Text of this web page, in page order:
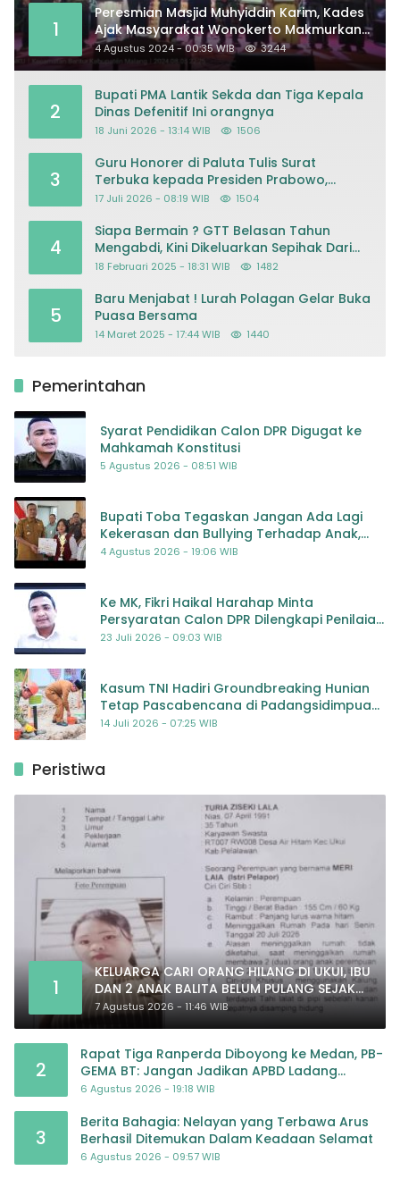
1
Peresmian Masjid Muhyiddin Karim, Kades
Ajak Masyarakat Wonokerto Makmurkan
Masjid
4 Agustus 2024 - 00:35 WIB 3244
2
Bupati PMA Lantik Sekda dan Tiga Kepala
Dinas Defenitif Ini orangnya
18 Juni 2026 - 13:14 WIB 1506
3
Guru Honorer di Paluta Tulis Surat
Terbuka kepada Presiden Prabowo,
Mohon Keadilan atas Dugaan
17 Juli 2026 - 08:19 WIB 1504
4
Siapa Bermain ? GTT Belasan Tahun
Mengabdi, Kini Dikeluarkan Sepihak Dari
Dapodik
18 Februari 2025 - 18:31 WIB 1482
5
Baru Menjabat ! Lurah Polagan Gelar Buka
Puasa Bersama
14 Maret 2025 - 17:44 WIB 1440
Pemerintahan
Syarat Pendidikan Calon DPR Digugat ke
Mahkamah Konstitusi
5 Agustus 2026 - 08:51 WIB
Bupati Toba Tegaskan Jangan Ada Lagi
Kekerasan dan Bullying Terhadap Anak,
Dorong Kolaborasi Seluruh Pihak
4 Agustus 2026 - 19:06 WIB
Ke MK, Fikri Haikal Harahap Minta
Persyaratan Calon DPR Dilengkapi Penilaian
Kompetensi
23 Juli 2026 - 09:03 WIB
Kasum TNI Hadiri Groundbreaking Hunian
Tetap Pascabencana di Padangsidimpuan,
Harapan Baru bagi Penyintas
14 Juli 2026 - 07:25 WIB
Peristiwa
1
KELUARGA CARI ORANG HILANG DI UKUI, IBU
DAN 2 ANAK BALITA BELUM PULANG SEJAK
20 JULI 2026
7 Agustus 2026 - 11:46 WIB
2
Rapat Tiga Ranperda Diboyong ke Medan, PB-
GEMA BT: Jangan Jadikan APBD Ladang
Pembiayaan yang Tak Perlu
6 Agustus 2026 - 19:18 WIB
3
Berita Bahagia: Nelayan yang Terbawa Arus
Berhasil Ditemukan Dalam Keadaan Selamat
6 Agustus 2026 - 09:57 WIB